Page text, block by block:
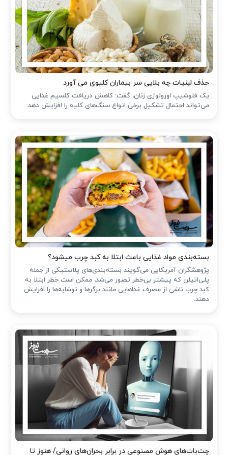
حذف لبنیات چه بلایی سر بیماران کلیوی می آورد
یک فلوشیپ اورولوژی زنان، گفت: کاهش دریافت کلسیم غذایی
می‌تواند احتمال تشکیل برخی انواع سنگ‌های کلیه را افزایش دهد.
بسته‌بندی مواد غذایی باعث ابتلا به کبد چرب میشود؟
پژوهشگران آمریکایی می‌گویند بسته‌بندی‌های پلاستیکی از جمله
پلی‌اتیلن که پیشتر بی‌خطر تصور می‌شد، ممکن است خطر ابتلا به
کبد چرب ناشی از مصرف غذاهایی مانند برگرها و نوشابه‌ها را افزایش
دهند.
چت‌بات‌های هوش مصنوعی در برابر بحران‌های روانی/ هنوز تا